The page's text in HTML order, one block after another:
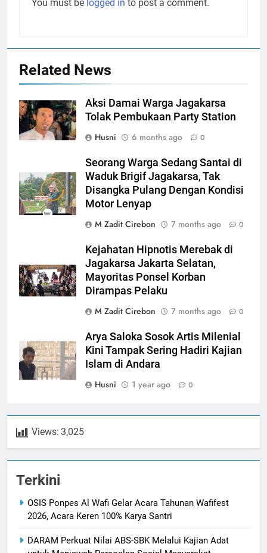
You must be logged in to post a comment.
Related News
Aksi Damai Warga Jagakarsa
Tolak Pembukaan Party Station
Husni
6 months ago 0
Seorang Warga Sedang Santai di
Waduk Brigif Jagakarsa, Tak
Disangka Pulang Dengan Kondisi
Motor Lenyap
M Zadit Cirebon
7 months ago 0
Kejahatan Hipnotis Merebak di
Jagakarsa Jakarta Selatan,
Mayoritas Ponsel Korban
Dirampas Pelaku
M Zadit Cirebon
7 months ago 0
Arya Saloka Sosok Artis Milenial
Kini Tampak Sering Hadiri Kajian
Islam di Andara
Husni
1 year ago 0
Views: 3,025
Terkini
OSIS Ponpes Al Wafi Gelar Acara Tahunan Wafifest
2026, Acara Keren 100% Karya Santri
DARAM Perkuat Nilai ABS-SBK Melalui Kajian Adat